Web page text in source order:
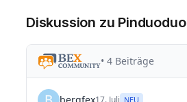
Diskussion zu Pinduoduo